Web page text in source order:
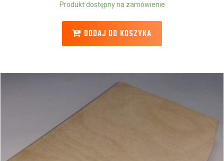
Produkt dostępny na zamówienie
DODAJ DO KOSZYKA